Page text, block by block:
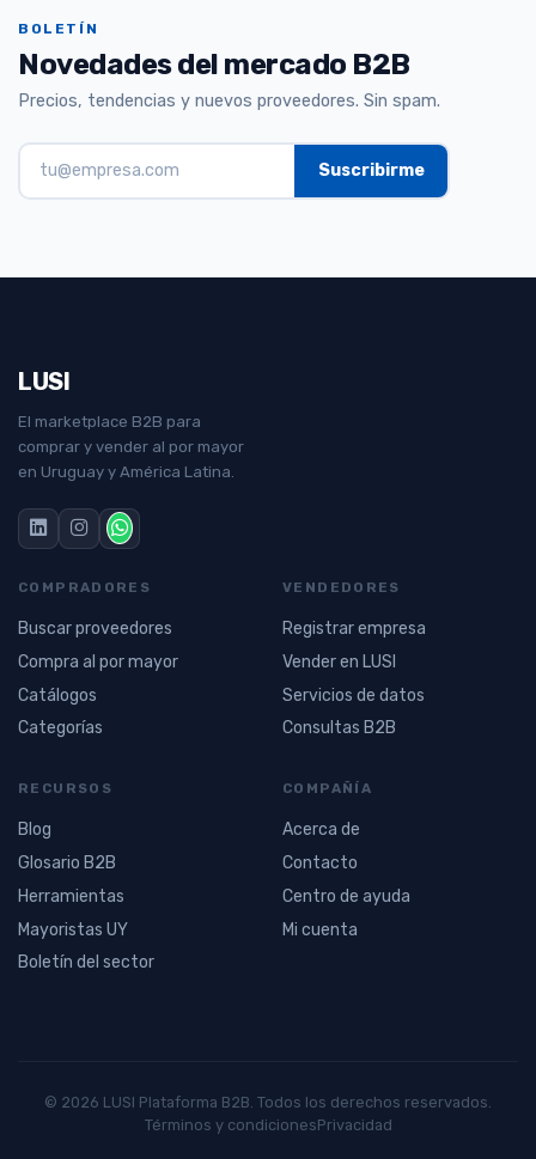
BOLETÍN
Novedades del mercado B2B
Precios, tendencias y nuevos proveedores. Sin spam.
LUSI
El marketplace B2B para
comprar y vender al por mayor
en Uruguay y América Latina.
COMPRADORES
Buscar proveedores
Compra al por mayor
Catálogos
Categorías
VENDEDORES
Registrar empresa
Vender en LUSI
Servicios de datos
Consultas B2B
RECURSOS
Blog
Glosario B2B
Herramientas
Mayoristas UY
Boletín del sector
COMPAÑÍA
Acerca de
Contacto
Centro de ayuda
Mi cuenta
© 2026 LUSI Plataforma B2B. Todos los derechos reservados.
Términos y condicionesPrivacidad